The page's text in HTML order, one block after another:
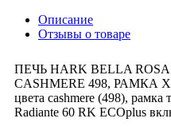
Описание
Отзывы о товаре
ПЕЧЬ HARK BELLA ROSA
CASHMERE 498, РАМКА
цвета cashmere (498),
Radiante 60 RK ECOplus